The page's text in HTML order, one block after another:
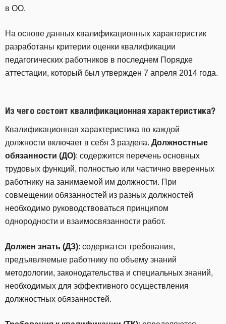
в ОО.
На основе данных квалификационных характеристик
разработаны критерии оценки квалификации
педагогических работников в последнем Порядке
аттестации, который был утвержден 7 апреля 2014 года.
Из чего состоит квалификационная характеристика?
Квалификационная характеристика по каждой
должности включает в себя 3 раздела. Должностные
обязанности (ДО): содержится перечень основных
трудовых функций, полностью или частично вверенных
работнику на занимаемой им должности. При
совмещении обязанностей из разных должностей
необходимо руководствоваться принципом
однородности и взаимосвязанности работ.
Должен знать (ДЗ): содержатся требования,
предъявляемые работнику по объему знаний
методологии, законодательства и специальных знаний,
необходимых для эффективного осуществления
должностных обязанностей.